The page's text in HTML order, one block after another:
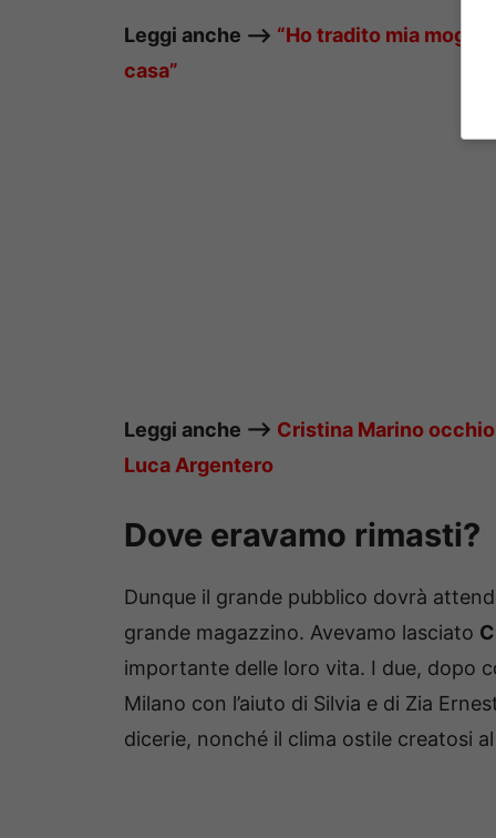
Leggi anche —-> “Ho tradito mia moglie
casa”
Leggi anche —-> Cristina Marino
Luca Argentero
Dove eravamo rimasti?
Dunque il grande pubblico dovrà
grande magazzino. Avevamo lasciato
importante delle loro vita. I due, dopo
Milano con l’aiuto di Silvia e di Zia
dicerie, nonché il clima ostile creatosi